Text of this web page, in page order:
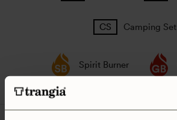
Camping Set
Spirit Burner